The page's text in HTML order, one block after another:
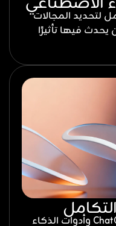
لتحديد المجالات
فيها تأثيرًا
نحدد الطريقة المثلى لدمج ChatGPT وأدوات الذكاء